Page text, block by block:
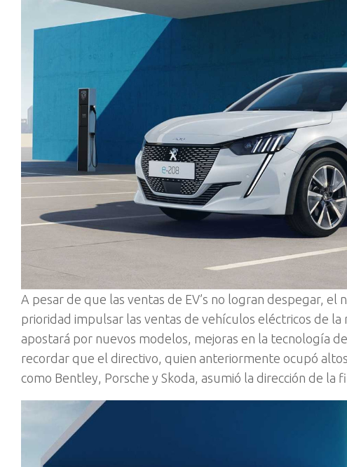
A pesar de que las ventas de EV’s no logran despegar,
prioridad impulsar las ventas de vehículos eléctricos de
apostará por nuevos modelos, mejoras en la tecnología
recordar que el directivo, quien anteriormente ocupó
como Bentley, Porsche y Skoda, asumió la dirección de la